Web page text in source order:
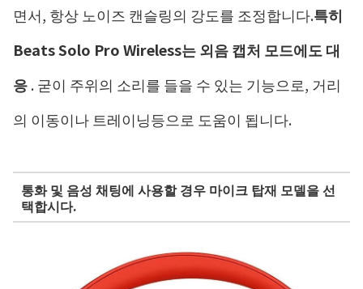
면서, 항상 노이즈 캔슬링의 강도를 조정합니다.특히
Beats Solo Pro Wireless는 외음 캡처 모드에도 대
응. 굳이 주위의 소리를 들을 수 있는 기능으로, 거리
의 이동이나 트레이닝등으로 도움이 됩니다.
통화 및 음성 채팅에 사용할 경우 마이크 탑재 모델을 선
택합시다.